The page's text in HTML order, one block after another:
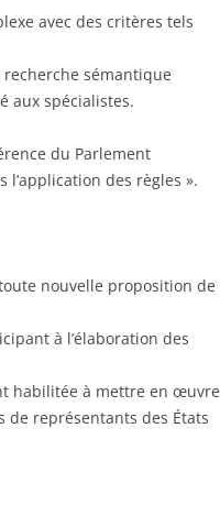
avec des critères tels
sémantique
aux spécialistes.
du Parlement
des règles ».
nouvelle proposition de
à l’élaboration des
habilitée à mettre en œuvre
de représentants des États